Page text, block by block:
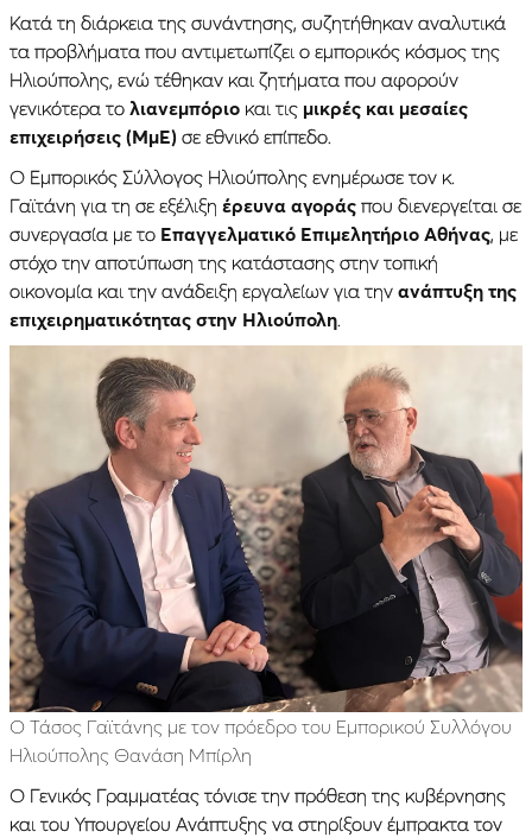
Κατά τη διάρκεια της συνάντησης, συζητήθηκαν αναλυτικά
τα προβλήματα που αντιμετωπίζει ο εμπορικός κόσμος της
Ηλιούπολης, ενώ τέθηκαν και ζητήματα που αφορούν
γενικότερα το λιανεμπόριο και τις μικρές και μεσαίες
επιχειρήσεις (ΜμΕ) σε εθνικό επίπεδο.
Ο Εμπορικός Σύλλογος Ηλιούπολης ενημέρωσε τον κ.
Γαϊτάνη για τη σε εξέλιξη έρευνα αγοράς που διενεργείται σε
συνεργασία με το Επαγγελματικό Επιμελητήριο Αθήνας, με
στόχο την αποτύπωση της κατάστασης στην τοπική
οικονομία και την ανάδειξη εργαλείων για την ανάπτυξη της
επιχειρηματικότητας στην Ηλιούπολη.
O Τάσος Γαϊτάνης με τον πρόεδρο του Εμπορικού Συλλόγου
Ηλιούπολης Θανάση Μπίρλη
Ο Γενικός Γραμματέας τόνισε την πρόθεση της κυβέρνησης
και του Υπουργείου Ανάπτυξης να στηρίξουν έμπρακτα τον